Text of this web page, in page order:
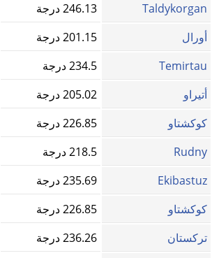
Taldykorgan
246.13 درجة
أورال
201.15 درجة
Temirtau
234.5 درجة
أتيراو
205.02 درجة
كوكشتاو
226.85 درجة
Rudny
218.5 درجة
Ekibastuz
235.69 درجة
كوكشتاو
226.85 درجة
ترکستان
236.26 درجة